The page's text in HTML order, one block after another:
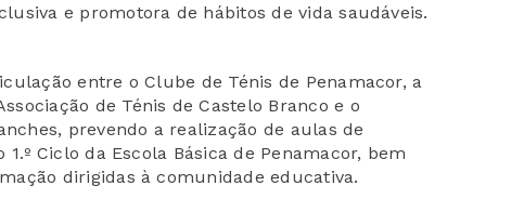
e promotora de hábitos de vida saudáveis.
entre o Clube de Ténis de Penamacor, a
de Ténis de Castelo Branco e o
prevendo a realização de aulas de
Ciclo da Escola Básica de Penamacor, bem
dirigidas à comunidade educativa.